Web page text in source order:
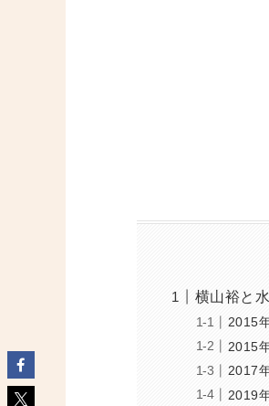
横山裕と
2015
2015
2017
2019